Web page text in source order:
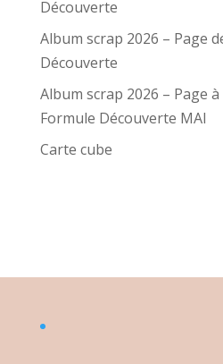
Découverte
Album scrap 2026 – Page
Découverte
Album scrap 2026 – Page
Formule Découverte MAI
Carte cube